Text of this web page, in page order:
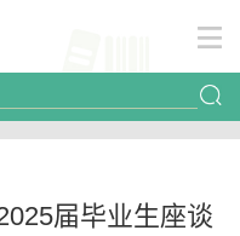
届毕业生座谈